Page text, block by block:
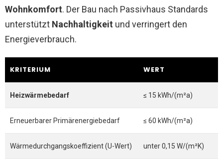
Wohnkomfort. Der Bau nach Passivhaus Standards
unterstützt Nachhaltigkeit und verringert den
Energieverbrauch.
KRITERIUM WERT
Heizwärmebedarf ≤ 15 kWh/(m²a)
Erneuerbarer Primärenergiebedarf ≤ 60 kWh/(m²a)
Wärmedurchgangskoeffizient (U-Wert) unter 0,15 W/(m²K)